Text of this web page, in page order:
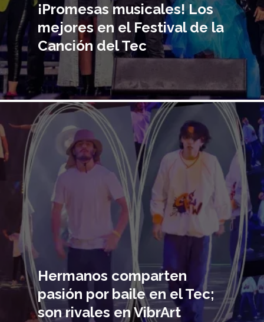
¡Promesas musicales! Los
mejores en el Festival de la
Canción del Tec
principal
Hermanos comparten
pasión por baile en el Tec;
son rivales en VibrArt